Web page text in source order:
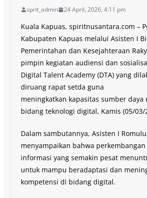
sprit_admin 24 April, 2026, 4:11 pm
Kuala Kapuas, spiritnusantara.com –
Kabupaten Kapuas melalui Asisten I
Pemerintahan dan Kesejahteraan
pimpin kegiatan audiensi dan
Digital Talent Academy (DTA) yang
diruang rapat setda guna
meningkatkan kapasitas sumber daya
bidang teknologi digital, Kamis (05/03/
Dalam sambutannya, Asisten I
menyampaikan bahwa
informasi yang semakin pesat
untuk mampu beradaptasi dan
kompetensi di bidang digital.